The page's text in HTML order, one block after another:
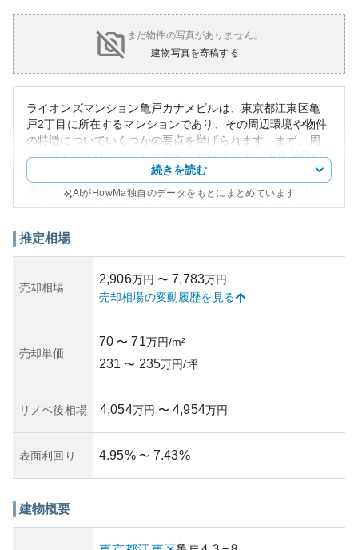
まだ物件の写真がありません。
建物写真を寄稿する
ライオンズマンション亀戸カナメビルは、東京都江東区亀
戸2丁目に所在するマンションであり、その周辺環境や物件
の特徴についていくつかの要点を挙げられます。まず、周
辺環境としては、アクセスの良さが魅力です。JR亀戸駅や
東武亀戸線亀戸水神駅が徒歩圏内にあり、都心への通勤・
通学にも便利です。流行のショッピングスポットや多彩な
外観は典型的なマンションスタイルで、周辺の住宅地と調
エリアに立地しているため、一定の資産価値を保持してい
ます。ただし、市場の変動や築年数の影響は避けられない
ため、長期的な視点での投資判断が求められます。
の信頼性がある一方で、周辺地域の開発状況や社会経済の
状況によって価値が変動する可能性もあります。また、適
スクを低減するための重要な要素です。
続きを読む
AIがHowMa独自のデータをもとにまとめています
推定相場
売却相場
2,906万円 〜 7,783万円
売却相場の変動履歴を見る
売却単価
70 〜 71万円/m²
231 〜 235万円/坪
リノベ後相場 4,054万円 〜 4,954万円
表面利回り 4.95% 〜 7.43%
建物概要